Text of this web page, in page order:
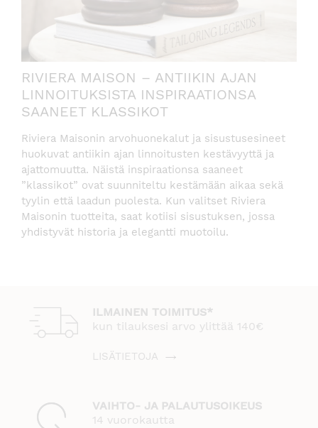
RIVIERA MAISON – ANTIIKIN AJAN
LINNOITUKSISTA INSPIRAATIONSA
SAANEET KLASSIKOT
Riviera Maisonin arvohuonekalut ja sisustusesineet
huokuvat antiikin ajan linnoitusten kestävyyttä ja
ajattomuutta. Näistä inspiraationsa saaneet
”klassikot” ovat suunniteltu kestämään aikaa sekä
tyylin että laadun puolesta. Kun valitset Riviera
Maisonin tuotteita, saat kotiisi sisustuksen, jossa
yhdistyvät historia ja elegantti muotoilu.
ILMAINEN TOIMITUS*
kun tilauksesi arvo ylittää 140€
LISÄTIETOJA
VAIHTO- JA PALAUTUSOIKEUS
14 vuorokautta